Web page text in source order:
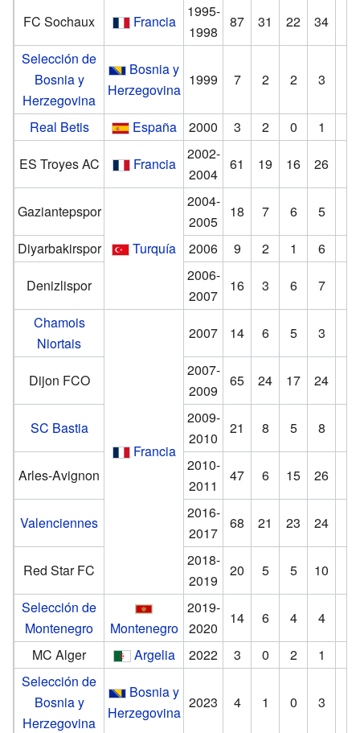
FC Sochaux
Francia
1995-
1998
87 31 22 34
Selección de
Bosnia y
Herzegovina
Bosnia y
Herzegovina
1999 7 2 2 3
Real Betis España 2000 3 2 0 1
ES Troyes AC
Francia
2002-
2004
61 19 16 26
Gaziantepspor
Turquía
2004-
2005
18 7 6
5
Diyarbakirspor
2006 9 2 1 6
Denizlispor
2006-
2007
16 3 6 7
Chamois
Niortais
Francia
2007 14 6 5 3
Dijon FCO
2007-
2009
65 24 17 24
SC Bastia
2009-
2010
21 8 5 8
Arles-Avignon
2010-
2011
47 6 15 26
Valenciennes
2016-
2017
68 21 23 24
Red Star FC
2018-
2019
20 5 5 10
Selección de
Montenegro
Montenegro
2019-
2020
14 6 4 4
MC Alger
Argelia 2022 3 0 2 1
Selección de
Bosnia y
Herzegovina
Bosnia y
Herzegovina
2023 4 1 0 3